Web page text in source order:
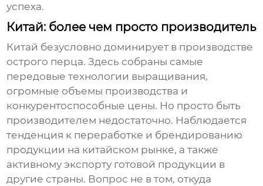
успеха.
Китай: более чем просто производитель
Китай безусловно доминирует в производстве
острого перца. Здесь собраны самые
передовые технологии выращивания,
огромные объемы производства и
конкурентоспособные цены. Но просто быть
производителем недостаточно. Наблюдается
тенденция к переработке и брендированию
продукции на китайском рынке, а также
активному экспорту готовой продукции в
другие страны. Вопрос не в том, откуда